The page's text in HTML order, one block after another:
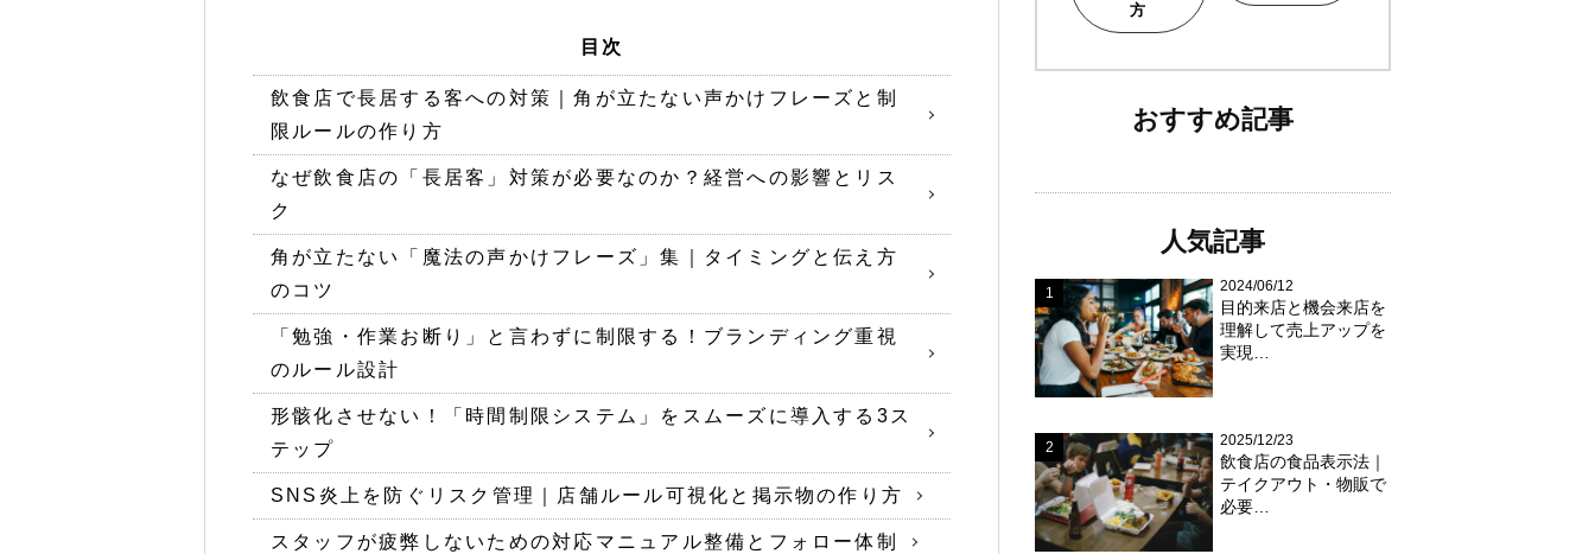
目次
飲食店で長居する客への対策｜角が立たない声かけフレーズと制
限ルールの作り方
なぜ飲食店の「長居客」対策が必要なのか？経営への影響とリス
ク
角が立たない「魔法の声かけフレーズ」集｜タイミングと伝え方
のコツ
「勉強・作業お断り」と言わずに制限する！ブランディング重視
のルール設計
形骸化させない！「時間制限システム」をスムーズに導入する3ス
テップ
SNS炎上を防ぐリスク管理｜店舗ルール可視化と掲示物の作り方
スタッフが疲弊しないための対応マニュアル整備とフォロー体制
方
おすすめ記事
人気記事
2024/06/12
目的来店と機会来店を
理解して売上アップを
実現…
2025/12/23
飲食店の食品表示法｜
テイクアウト・物販で
必要…